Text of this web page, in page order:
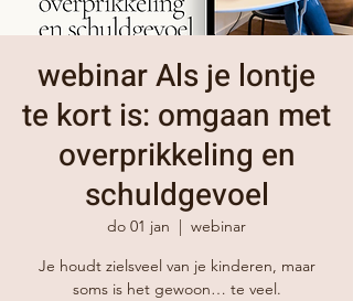
webinar Als je lontje
te kort is: omgaan met
overprikkeling en
schuldgevoel
do 01 jan
  |
webinar
Je houdt zielsveel van je kinderen, maar
soms is het gewoon… te veel.